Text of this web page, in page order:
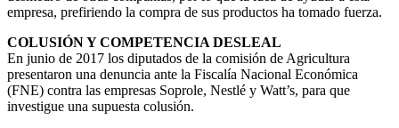
empresa, prefiriendo la compra de sus productos ha tomado fuerza.
COLUSIÓN Y COMPETENCIA DESLEAL
En junio de 2017 los diputados de la comisión de Agricultura
presentaron una denuncia ante la Fiscalía Nacional Económica
(FNE) contra las empresas Soprole, Nestlé y Watt’s, para que
investigue una supuesta colusión.